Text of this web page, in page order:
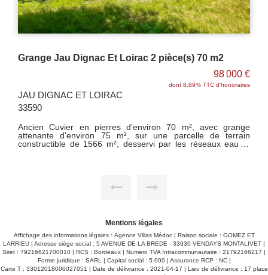
Grange Jau Dignac Et Loirac 2 pièce(s) 70 m2
98 000 €
dont 8.89% TTC d'honoraires
JAU DIGNAC ET LOIRAC
33590
Ancien Cuvier en pierres d'environ 70 m², avec grange
attenante d'environ 75 m², sur une parcelle de terrain
constructible de 1566 m², desservi par les réseaux eau et
Mentions légales
Affichage des informations légales : Agence Villas Médoc | Raison sociale : GOMEZ ET
LARRIEU | Adresse siège social : 5 AVENUE DE LA BREDE - 33930 VENDAYS MONTALIVET |
Siret : 79216621700010 | RCS : Bordeaux | Numero TVA Intracommunautaire : 21792166217 |
Forme juridique : SARL | Capital social : 5 000 | Assurance RCP : NC |
Carte T : 33012018000027051 | Date de délivrance : 2021-04-17 | Lieu de délivrance : 17 place